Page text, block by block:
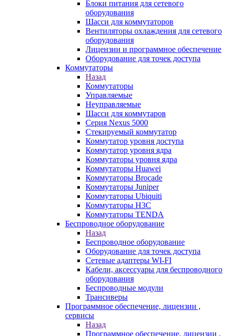
Блоки питания для сетевого
оборудования
Шасси для коммутаторов
Вентиляторы охлаждения для сетевого
оборудования
Лицензии и программное обеспечение
Оборудование для точек доступа
Коммутаторы
Назад
Коммутаторы
Управляемые
Неуправляемые
Шасси для коммутаров
Серия Nexus 5000
Стекируемый коммутатор
Коммутатор уровня доступа
Коммутатор уровня ядра
Коммутаторы уровня ядра
Коммутаторы Huawei
Коммутаторы Brocade
Коммутаторы Juniper
Коммутаторы Ubiquiti
Коммутаторы H3C
Коммутаторы TENDA
Беспроводное оборудование
Назад
Беспроводное оборудование
Оборудование для точек доступа
Сетевые адаптеры WI-FI
Кабели, аксессуары для беспроводного
оборудования
Беспроводные модули
Трансиверы
Программное обеспечение, лицензии ,
сервисы
Назад
Программное обеспечение, лицензии ,